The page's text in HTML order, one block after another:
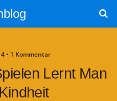
• 1 Kommentar
Lernt Man